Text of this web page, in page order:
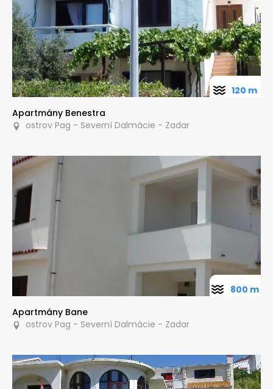
Apartmány Benestra
ostrov Pag - Severní Dalmácie - Zadar
120 m
Apartmány Bane
ostrov Pag - Severní Dalmácie - Zadar
800 m